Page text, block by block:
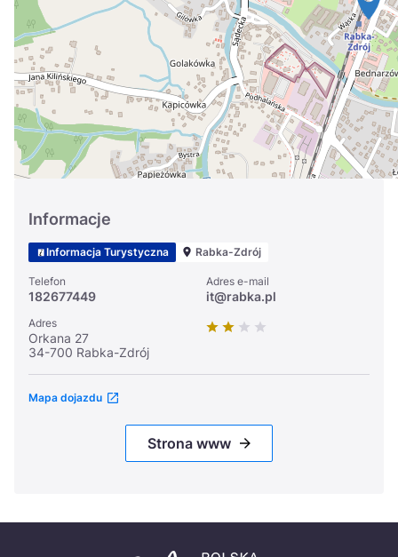
Informacje
Informacja Turystyczna Rabka-Zdrój
Telefon
182677449
Adres e-mail
it@rabka.pl
Adres
Orkana 27
34-700 Rabka-Zdrój
Mapa dojazdu
Strona www